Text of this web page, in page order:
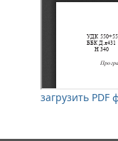
загрузить PDF